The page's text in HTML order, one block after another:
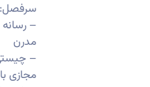
سرفصل:
–
مدرن
–
مجازی